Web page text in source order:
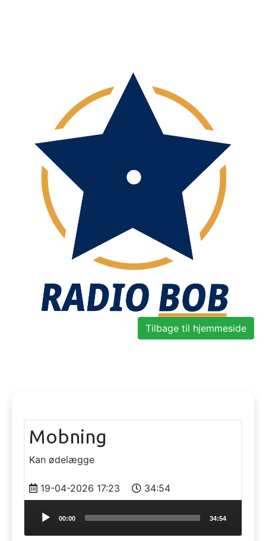
Tilbage til hjemmeside
Mobning
Kan ødelægge
19-04-2026 17:23 34:54
Audio
00:00 34:54